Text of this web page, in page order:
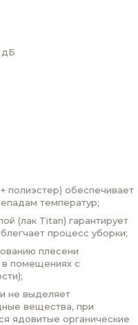
дБ
полиэстер) обеспечивает
температур;
(лак Titan) гарантирует
процесс уборки;
плесени
в помещениях с
не выделяет
вещества, при
ядовитые органические